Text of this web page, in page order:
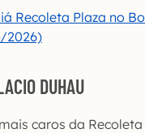
Recoleta Plaza no
2026)
DUHAU
caros da